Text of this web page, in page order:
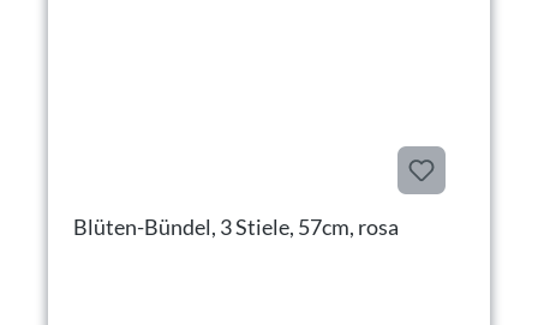
Blüten-Bündel, 3 Stiele, 57cm, rosa